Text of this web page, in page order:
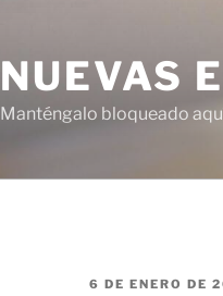
NUEVAS
Manténgalo bloqueado
PUBLICADO
6 DE ENERO DE